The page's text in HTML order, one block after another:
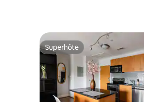
Superhôte
Superhôte